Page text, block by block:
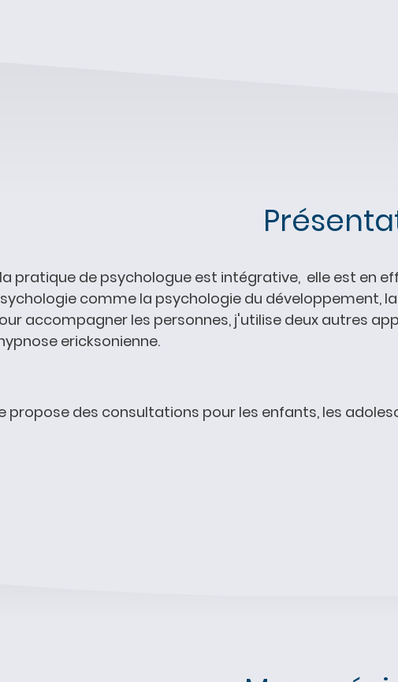
pratique de psychologue est intégrative, elle est en
comme la psychologie du développement,
accompagner les personnes, j'utilise deux autres
ericksonienne.
propose des consultations pour les enfants, les